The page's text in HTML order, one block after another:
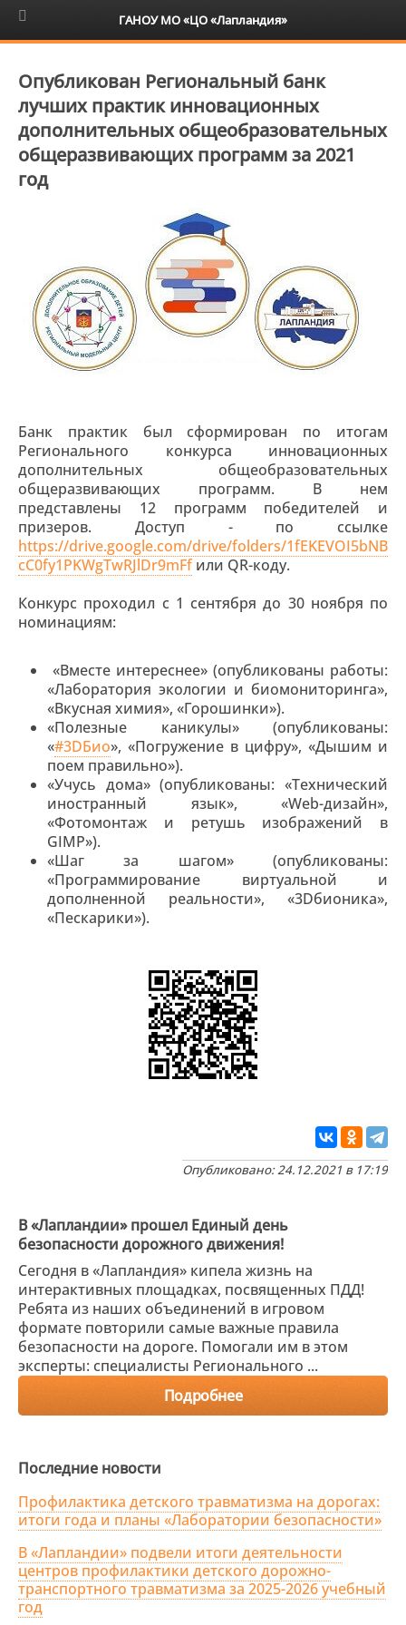
6+
Опубликован Региональный банк
лучших практик инновационных
дополнительных общеобразовательных
общеразвивающих программ за 2021
год
Банк практик был сформирован по итогам
Регионального конкурса инновационных
дополнительных общеобразовательных
общеразвивающих программ. В нем
представлены 12 программ победителей и
призеров. Доступ - по ссылке
https://drive.google.com/drive/folders/1fEKEVOI5bNB
cC0fy1PKWgTwRJlDr9mFfили QR-коду.
Конкурс проходил с 1 сентября до 30 ноября по
номинациям:
«Вместе интереснее» (опубликованы работы:
«Лаборатория экологии и биомониторинга»,
«Вкусная химия», «Горошинки»).
«Полезные каникулы» (опубликованы:
«#3DБио», «Погружение в цифру», «Дышим и
поем правильно»).
«Учусь дома» (опубликованы: «Технический
иностранный язык», «Web-дизайн»,
«Фотомонтаж и ретушь изображений в
GIMP»).
«Шаг за шагом» (опубликованы:
«Программирование виртуальной и
дополненной реальности», «3Dбионика»,
«Пескарики»).
Опубликовано: 24.12.2021 в 17:19
В «Лапландии» прошел Единый день
безопасности дорожного движения!
Сегодня в «Лапландия» кипела жизнь на
интерактивных площадках, посвященных ПДД!
Ребята из наших объединений в игровом
формате повторили самые важные правила
безопасности на дороге. Помогали им в этом
эксперты: специалисты Регионального ...
Подробнее
Последние новости
Профилактика детского травматизма на дорогах:
итоги года и планы «Лаборатории безопасности»
В «Лапландии» подвели итоги деятельности
центров профилактики детского дорожно-
транспортного травматизма за 2025-2026 учебный
год
ГАНОУ МО «ЦО «Лапландия»